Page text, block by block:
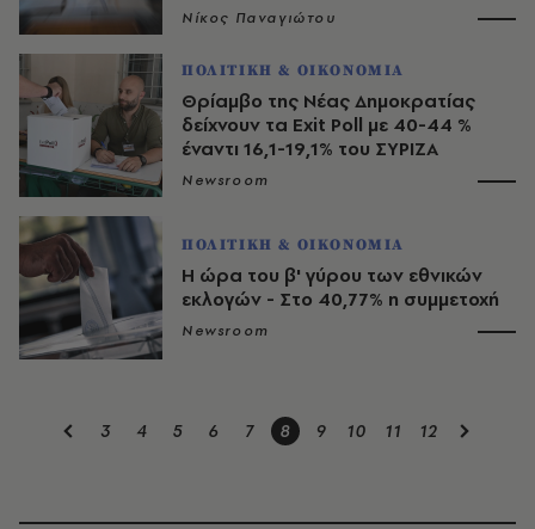
Νίκος Παναγιώτου
ΠΟΛΙΤΙΚΗ & ΟΙΚΟΝΟΜΙΑ
Θρίαμβο της Νέας Δημοκρατίας
δείχνουν τα Exit Poll με 40-44 %
έναντι 16,1-19,1% του ΣΥΡΙΖΑ
Newsroom
ΠΟΛΙΤΙΚΗ & ΟΙΚΟΝΟΜΙΑ
Η ώρα του β' γύρου των εθνικών
εκλογών - Στο 40,77% η συμμετοχή
Newsroom
3 4 5 6 7 8 9 10 11 12